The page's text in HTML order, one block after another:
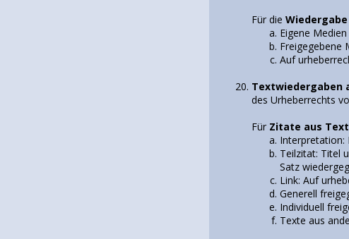
Für die
Eigene
Freigegebene
Auf
Textwiedergaben
des Urheberrechts
Für Zitate aus
Interpretation:
Teilzitat: Titel
Satz
Link: Auf
Generell
Individuell
Texte aus